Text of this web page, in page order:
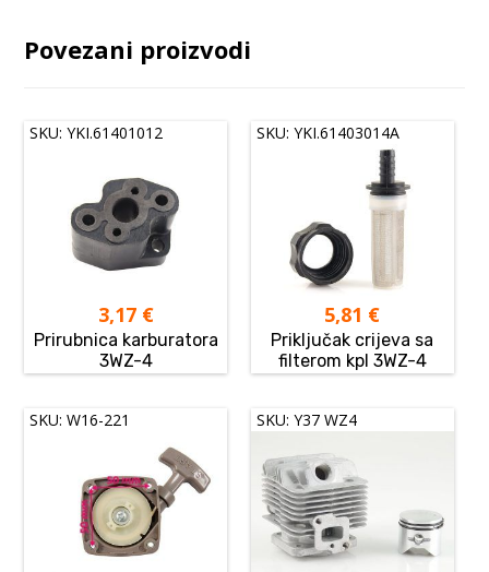
Povezani proizvodi
SKU: YKI.61401012
3,17 €
Prirubnica karburatora
3WZ-4
SKU: YKI.61403014A
5,81 €
Priključak crijeva sa
filterom kpl 3WZ-4
SKU: W16-221 SKU: Y37 WZ4